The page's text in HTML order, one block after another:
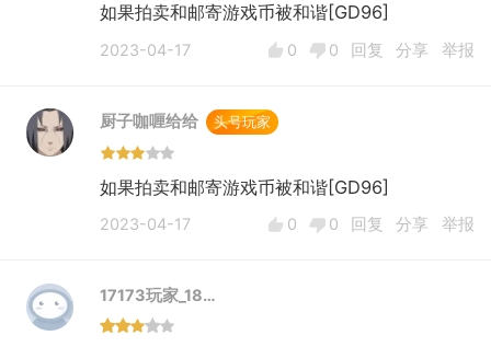
如果拍卖和邮寄游戏币被和谐[GD96]
2023-04-17 0 0 回复 分享 举报
厨子咖喱给给 头号玩家
如果拍卖和邮寄游戏币被和谐[GD96]
2023-04-17 0 0 回复 分享 举报
17173玩家_18…